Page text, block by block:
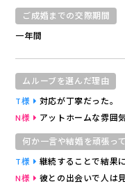
告
込
合わせ
ご成婚までの交際期間
一年間
ムルーブを選んだ理由
T様
対応が丁寧だった。
N様
アットホームな雰囲
何か一言や結婚を頑張っ
T様
継続することで結果
N様
彼との出会いで人は